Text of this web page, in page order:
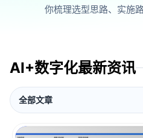
你梳理选型思路、实施
AI+数字化最新资讯
全部文章